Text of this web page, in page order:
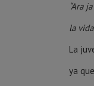
“Ara
la
La
ya